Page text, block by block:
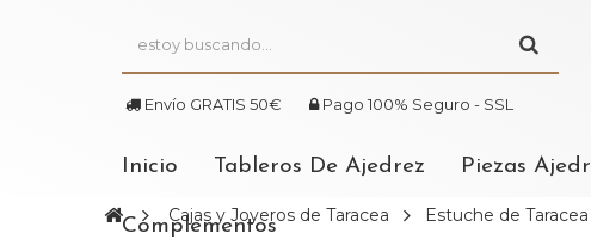
Inicio Tableros De Ajedrez Piezas
Complementos
Envío GRATIS 50€ Pago 100% Seguro - SSL
Cajas y Joyeros de Taracea Estuche de